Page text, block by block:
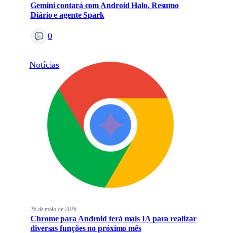
Gemini contará com Android Halo, Resumo
Diário e agente Spark
0
Notícias
26 de maio de 2026
Chrome para Android terá mais IA para realizar
diversas funções no próximo mês